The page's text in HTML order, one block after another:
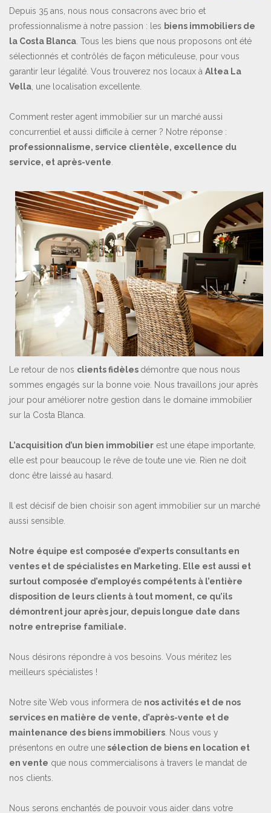
Depuis 35 ans, nous nous consacrons avec brio et
professionnalisme à notre passion : les biens immobiliers de
la Costa Blanca . Tous les biens que nous proposons ont été
sélectionnés et contrôlés de façon méticuleuse, pour vous
garantir leur légalité. Vous trouverez nos locaux à Altea La
Vella , une localisation excellente.
Comment rester agent immobilier sur un marché aussi
concurrentiel et aussi difficile à cerner ? Notre réponse :
professionnalisme, service clientèle, excellence du
service, et après-vente
Le retour de nos clients fidèles démontre que nous nous
sommes engagés sur la bonne voie. Nous travaillons jour après
jour pour améliorer notre gestion dans le domaine immobilier
sur la Costa Blanca.
L’acquisition d’un bien immobilier est une étape importante,
elle est pour beaucoup le rêve de toute une vie. Rien ne doit
donc être laissé au hasard.
Il est décisif de bien choisir son agent immobilier sur un marché
aussi sensible.
Notre équipe est composée d’experts consultants en
ventes et de spécialistes en Marketing. Elle est aussi et
surtout composée d’employés compétents à l’entière
disposition de leurs clients à tout moment, ce qu’ils
démontrent jour après jour, depuis longue date dans
notre entreprise familiale.
Nous désirons répondre à vos besoins. Vous méritez les
meilleurs spécialistes !
Notre site Web vous informera de nos activités et de nos
services en matière de vente, d’après-vente et de
maintenance des biens immobiliers . Nous vous y
présentons en outre unesélection de biens en location et
en vente que nous commercialisons à travers le mandat de
nos clients.
Nous serons enchantés de pouvoir vous aider dans votre